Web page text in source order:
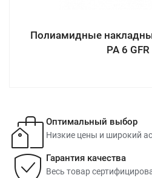
Полиамидные
PA 6
Оптимальный выбор
Низкие цены и широкий
Гарантия качества
Весь товар